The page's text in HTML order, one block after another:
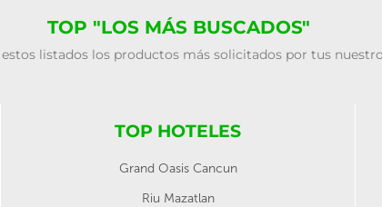
TOP "LOS MÁS BUSCADOS"
estos listados los productos más solicitados por tus
TOP HOTELES
Grand Oasis Cancun
Riu Mazatlan